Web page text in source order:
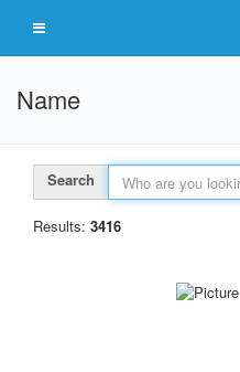
Name
Search
Results: 3416